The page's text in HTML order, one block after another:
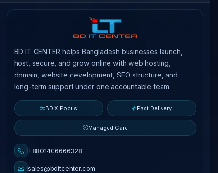
BD IT CENTER helps Bangladesh businesses launch,
host, secure, and grow online with web hosting,
domain, website development, SEO structure, and
long-term support under one accountable team.
BDIX Focus Fast Delivery
Managed Care
+8801406666328
sales@bditcenter.com